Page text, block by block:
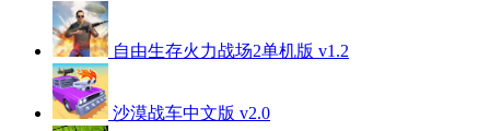
自由生存火力战场2单机版 v1.2
沙漠战车中文版 v2.0